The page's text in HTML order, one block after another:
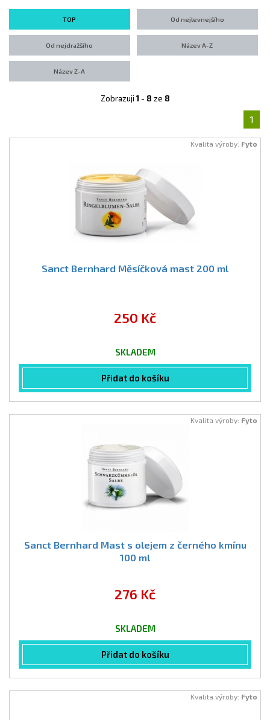
TOP Od nejlevnejšího
Od nejdražšího Název A-Z
Název Z-A
Zobrazuji1 - 8 ze 8
1
Kvalita výroby: Fyto
Sanct Bernhard Měsíčková mast 200 ml
250 Kč
SKLADEM
Přidat do košíku
Kvalita výroby: Fyto
Sanct Bernhard Mast s olejem z černého kmínu
100 ml
276 Kč
SKLADEM
Přidat do košíku
Kvalita výroby: Fyto